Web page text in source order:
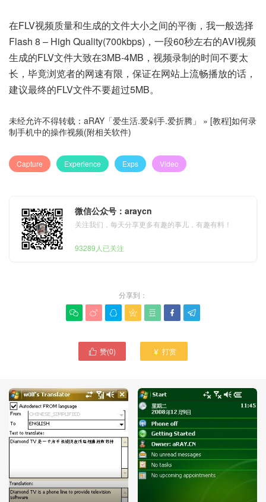
在FLV视频质量和生成的文件大小之间的平衡，我一般选择
Flash 8 – High Quality(700kbps)，一段60秒左右的AVI视频
生成的FLV文件大致在3MB-4MB，视频录制的时间不要太
长，毕竟浏览者的网速有限，保证在网站上流畅播放的话，
建议最终的FLV文件不要超过5MB。
未经允许不得转载： aRAY「爱生活.爱剁手.爱折腾」 » [教程]如何录
制手机中的操作视频(附相关软件)
Capture Experience Exps Video
微信公众号：araycn
关注我们，每天分享更多有趣的事儿，有趣有料！
93289人已关注
分享到：
      
 赞(0)  打赏